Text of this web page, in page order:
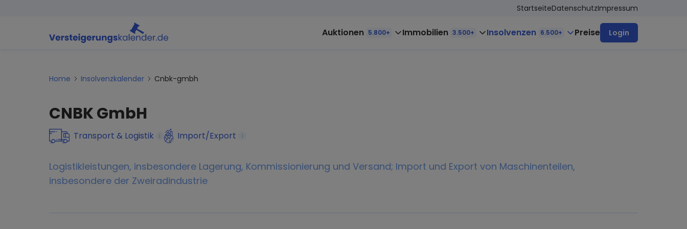
StartseiteDatenschutzImpressum
Auktionen 5.800+ Immobilien 3.500+ Insolvenzen 6.500+ Preise Login
Home Insolvenzkalender Cnbk-gmbh
CNBK GmbH
Transport & Logistik i Import/Export i
Logistikleistungen, insbesondere Lagerung, Kommissionierung und Versand; Import und Export von Maschinenteilen,
insbesondere der Zweiradindustrie